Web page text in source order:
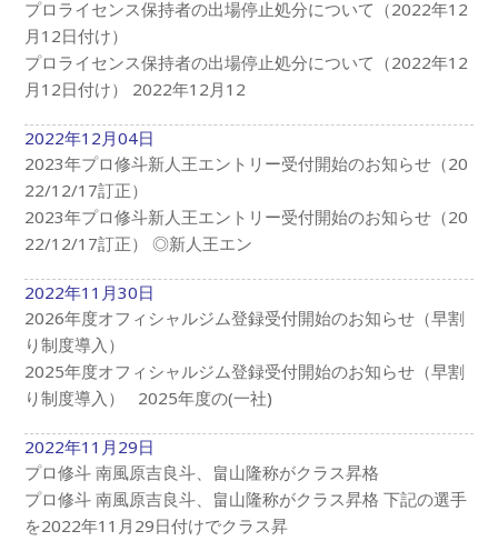
プロライセンス保持者の出場停止処分について（2022年12
月12日付け）
プロライセンス保持者の出場停止処分について（2022年12
月12日付け） 2022年12月12
2022年12月04日
2023年プロ修斗新人王エントリー受付開始のお知らせ（20
22/12/17訂正）
2023年プロ修斗新人王エントリー受付開始のお知らせ（20
22/12/17訂正） ◎新人王エン
2022年11月30日
2026年度オフィシャルジム登録受付開始のお知らせ（早割
り制度導入）
2025年度オフィシャルジム登録受付開始のお知らせ（早割
り制度導入） 2025年度の(一社)
2022年11月29日
プロ修斗 南風原吉良斗、畠山隆称がクラス昇格
プロ修斗 南風原吉良斗、畠山隆称がクラス昇格 下記の選手
を2022年11月29日付けでクラス昇